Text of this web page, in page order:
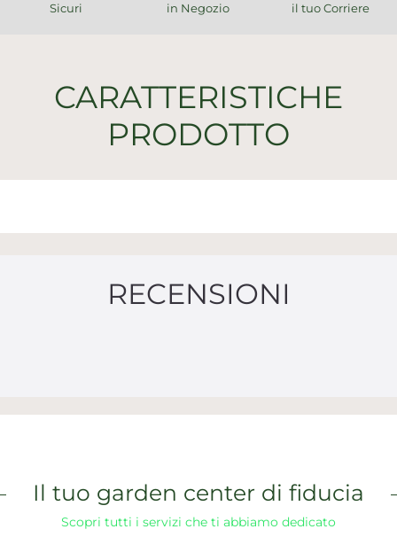
Sicuri
in Negozio
il tuo Corriere
CARATTERISTICHE
PRODOTTO
RECENSIONI
Il tuo garden center di fiducia
Scopri tutti i servizi che ti abbiamo dedicato